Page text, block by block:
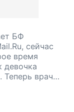
БФ
сейчас
время
девочка
Теперь врач
раз